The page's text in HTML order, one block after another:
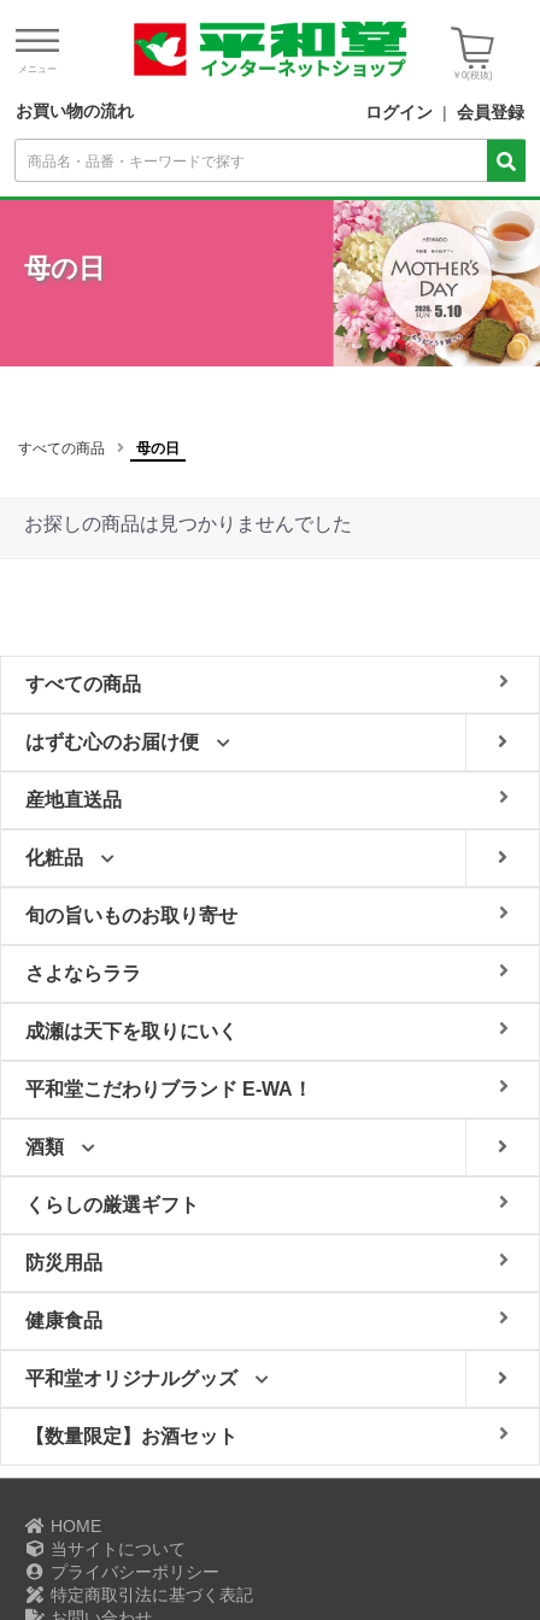
メニュー
￥0(税抜)
お買い物の流れ ログイン | 会員登録
母の日
すべての商品 母の日
お探しの商品は見つかりませんでした
すべての商品
はずむ心のお届け便
産地直送品
化粧品
旬の旨いものお取り寄せ
さよならララ
成瀬は天下を取りにいく
平和堂こだわりブランド E-WA！
酒類
くらしの厳選ギフト
防災用品
健康食品
平和堂オリジナルグッズ
【数量限定】お酒セット
HOME
当サイトについて
プライバシーポリシー
特定商取引法に基づく表記